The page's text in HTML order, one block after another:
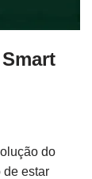
do
de estar